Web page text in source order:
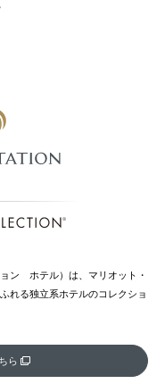
ン ホテル）は、マリオット・
れる独立系ホテルのコレクショ
ら